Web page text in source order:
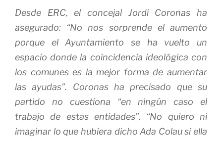
Desde ERC, el concejal Jordi Coronas ha
asegurado: “No nos sorprende el aumento
porque el Ayuntamiento se ha vuelto un
espacio donde la coincidencia ideológica con
los comunes es la mejor forma de aumentar
las ayudas”. Coronas ha precisado que su
partido no cuestiona “en ningún caso el
trabajo de estas entidades”. “No quiero ni
imaginar lo que hubiera dicho Ada Colau si ella